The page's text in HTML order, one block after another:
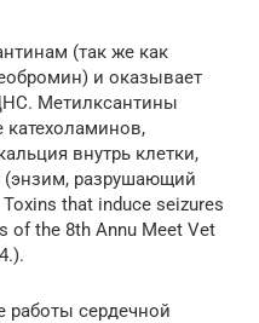
(так же как
и оказывает
Метилксантины
внутрь клетки,
(энзим, разрушающий
that induce seizures
of the 8th Annu Meet Vet
работы сердечной